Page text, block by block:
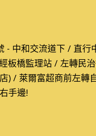
- 中和交流道下 / 直行
板橋監理站 / 左轉民
) / 萊爾富超商前左轉
手邊!